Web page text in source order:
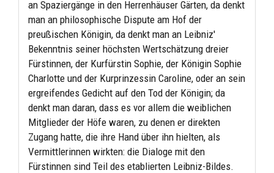
an Spaziergänge in den Herrenhäuser Gärten, da denkt
man an philosophische Dispute am Hof der
preußischen Königin, da denkt man an Leibniz'
Bekenntnis seiner höchsten Wertschätzung dreier
Fürstinnen, der Kurfürstin Sophie, der Königin Sophie
Charlotte und der Kurprinzessin Caroline, oder an sein
ergreifendes Gedicht auf den Tod der Königin; da
denkt man daran, dass es vor allem die weiblichen
Mitglieder der Höfe waren, zu denen er direkten
Zugang hatte, die ihre Hand über ihn hielten, als
Vermittlerinnen wirkten: die Dialoge mit den
Fürstinnen sind Teil des etablierten Leibniz-Bildes.